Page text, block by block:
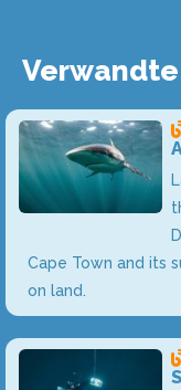
Cape Town and its
on land.